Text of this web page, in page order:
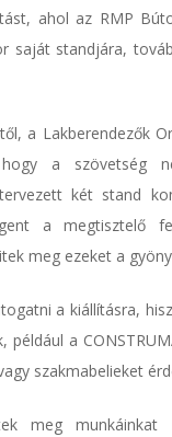
ahol az RMP
saját standjára,
a Lakberendezők
a szövetség
két stand
a megtisztelő
meg ezeket a
a kiállításra,
a
szakmabelieket
meg